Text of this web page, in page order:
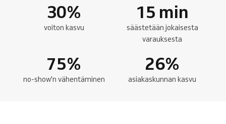
30%
voiton kasvu
15 min
säästetään jokaisesta
varauksesta
75%
no-show'n vähentäminen
26%
asiakaskunnan kasvu